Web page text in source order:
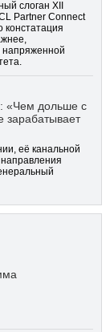
слоган XII
Partner Connect
констатация
напряженной
«Чем дольше с
зарабатывает
её канальной